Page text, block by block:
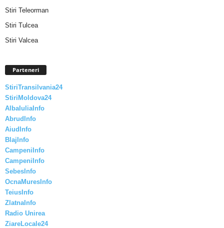
Stiri Teleorman
Stiri Tulcea
Stiri Valcea
Parteneri
StiriTransilvania24
StiriMoldova24
AlbaIuliaInfo
AbrudInfo
AiudInfo
BlajInfo
CampeniInfo
CampeniInfo
SebesInfo
OcnaMuresInfo
TeiusInfo
ZlatnaInfo
Radio Unirea
ZiareLocale24